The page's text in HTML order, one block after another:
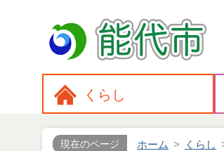
くらし
現在のページ ホーム くらし